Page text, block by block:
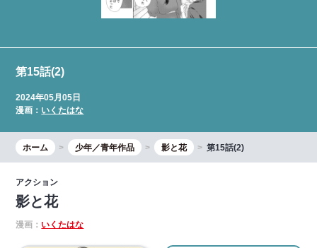
第15話(2)
2024年05月05日
漫画： いくたはな
ホーム 少年／青年作品 影と花 第15話(2)
アクション
影と花
漫画： いくたはな